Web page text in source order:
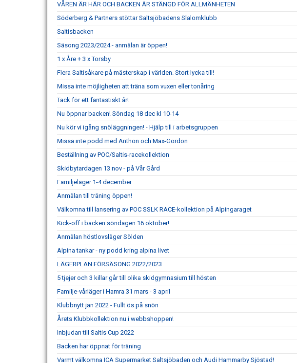
VÅREN ÄR HÄR OCH BACKEN ÄR STÄNGD FÖR ALLMÄNHETEN
Söderberg & Partners stöttar Saltsjöbadens Slalomklubb
Saltisbacken
Säsong 2023/2024 - anmälan är öppen!
1 x Åre + 3 x Torsby
Flera Saltisåkare på mästerskap i världen. Stort lycka till!
Missa inte möjligheten att träna som vuxen eller tonåring
Tack för ett fantastiskt år!
Nu öppnar backen! Söndag 18 dec kl 10-14
Nu kör vi igång snöläggningen! - Hjälp till i arbetsgruppen
Missa inte podd med Anthon och Max-Gordon
Beställning av POC/Saltis-racekollektion
Skidbytardagen 13 nov - på Vår Gård
Familjeläger 1-4 december
Anmälan till träning öppen!
Välkomna till lansering av POC SSLK RACE-kollektion på Alpingaraget
Kick-off i backen söndagen 16 oktober!
Anmälan höstlovsläger Sölden
Alpina tankar - ny podd kring alpina livet
LÄGERPLAN FÖRSÄSONG 2022/2023
5 tjejer och 3 killar går till olika skidgymnasium till hösten
Familje-vårläger i Hamra 31 mars - 3 april
Klubbnytt jan 2022 - Fullt ös på snön
Årets Klubbkollektion nu i webbshoppen!
Inbjudan till Saltis Cup 2022
Backen har öppnat för träning
Varmt välkomna ICA Supermarket Saltsjöbaden och Audi Hammarby Sjöstad!